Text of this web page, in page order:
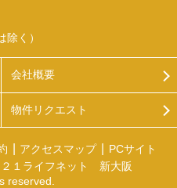
く）
会社概要
物件リクエスト
アクセスマップ
PCサイト
１ライフネット 新大阪
reserved.